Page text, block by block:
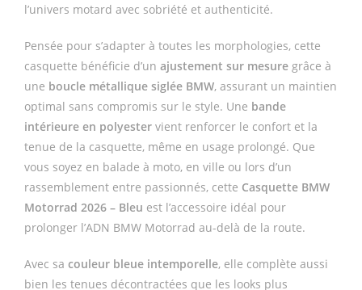
l’univers motard avec sobriété et authenticité.
Pensée pour s’adapter à toutes les morphologies, cette
casquette bénéficie d’un ajustement sur mesure grâce à
une boucle métallique siglée BMW, assurant un maintien
optimal sans compromis sur le style. Une bande
intérieure en polyester vient renforcer le confort et la
tenue de la casquette, même en usage prolongé. Que
vous soyez en balade à moto, en ville ou lors d’un
rassemblement entre passionnés, cette Casquette BMW
Motorrad 2026 – Bleu est l’accessoire idéal pour
prolonger l’ADN BMW Motorrad au-delà de la route.
Avec sa couleur bleue intemporelle, elle complète aussi
bien les tenues décontractées que les looks plus